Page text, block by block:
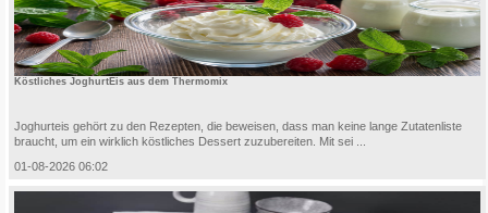
Köstliches JoghurtEis aus dem Thermomix
Joghurteis gehört zu den Rezepten, die beweisen, dass man keine lange Zutatenliste
braucht, um ein wirklich köstliches Dessert zuzubereiten. Mit sei ...
01-08-2026 06:02